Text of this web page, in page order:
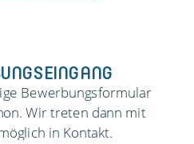
Bewerbungsformular
Wir treten dann mit
in Kontakt.